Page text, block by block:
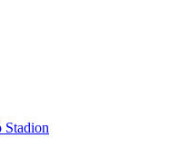
Stadion